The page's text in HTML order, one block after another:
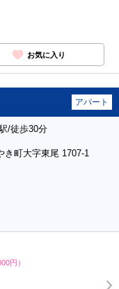
お気に入り
アパート
/徒歩30分
き町大字東尾 1707-1
円）